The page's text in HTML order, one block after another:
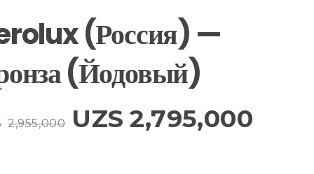
(Россия) —
(Йодовый)
2,955,000 UZS 2,795,000